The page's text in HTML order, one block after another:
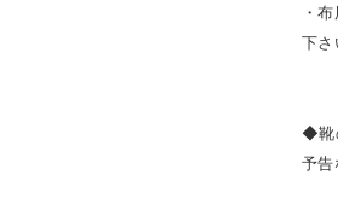
・
下さ
◆靴
予告